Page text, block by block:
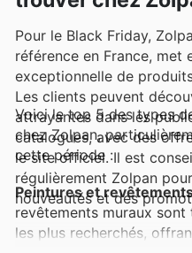
Pour le Black Friday,
référence en France, met
exceptionnelle de
Les clients peuvent
attrayantes dans les
catalogues, avec des
le site officiel. Il est
régulièrement Zolpan
nouveautés et des
Voici le top 5 des types
chez Zolpan,
cette période :
Peintures et
revêtements muraux
les plus recherchés,